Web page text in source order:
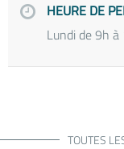
HEURE DE
Lundi de 9h à
TOUTES